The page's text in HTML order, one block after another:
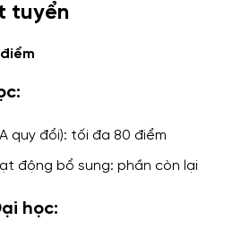
tuyển
quy đổi): tối đa 80 điểm
động bổ sung: phần còn lại
học: